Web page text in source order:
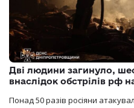
Дві людини загинуло,
внаслідок обстрілів рф
Понад 50 разів росіяни